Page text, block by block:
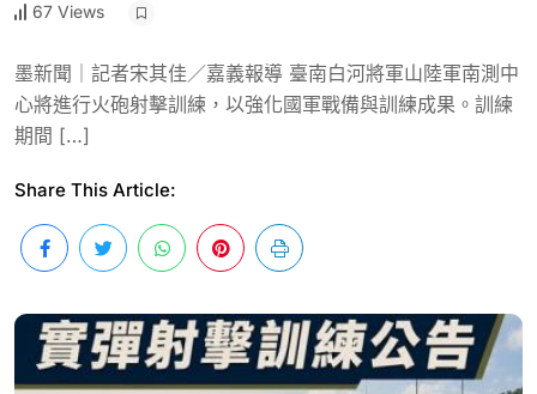
67 Views
墨新聞｜記者宋其佳／嘉義報導 臺南白河將軍山陸軍南測中
心將進行火砲射擊訓練，以強化國軍戰備與訓練成果。訓練
期間 […]
Share This Article: